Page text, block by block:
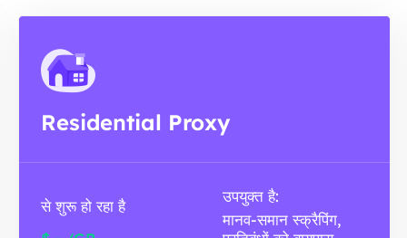
Residential Proxy
से शुरू हो रहा है
उपयुक्त है:
मानव-समान स्क्रैपिंग,